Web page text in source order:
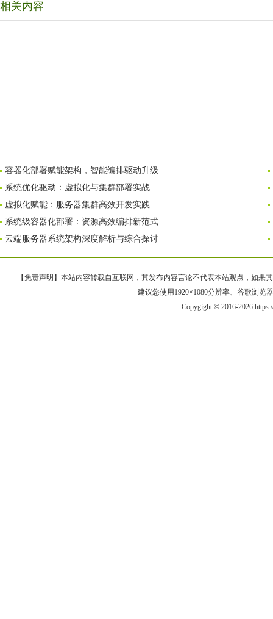
相关内容
容器化部署赋能架构，智能编排驱动升级
系统优化驱动：虚拟化与集群部署实战
虚拟化赋能：服务器集群高效开发实践
系统级容器化部署：资源高效编排新范式
云端服务器系统架构深度解析与综合探讨
【免责声明】本站内容转载自互联网，其发布内容言论不代表本站观点，如果
建议您使用1920×1080分辨率、谷歌浏览
Copygight © 2016-2026